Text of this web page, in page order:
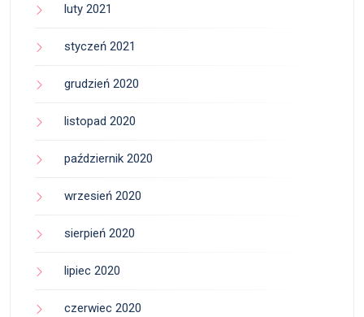
luty 2021
styczeń 2021
grudzień 2020
listopad 2020
październik 2020
wrzesień 2020
sierpień 2020
lipiec 2020
czerwiec 2020